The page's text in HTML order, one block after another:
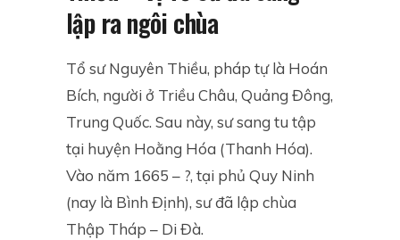
lập ra ngôi chùa
Tổ sư Nguyên Thiều, pháp tự là Hoán
Bích, người ở Triều Châu, Quảng Đông,
Trung Quốc. Sau này, sư sang tu tập
tại huyện Hoằng Hóa (Thanh Hóa).
Vào năm 1665 – ?, tại phủ Quy Ninh
(nay là Bình Định), sư đã lập chùa
Thập Tháp – Di Đà.